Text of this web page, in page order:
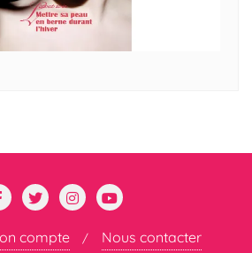
compte Nous contacter